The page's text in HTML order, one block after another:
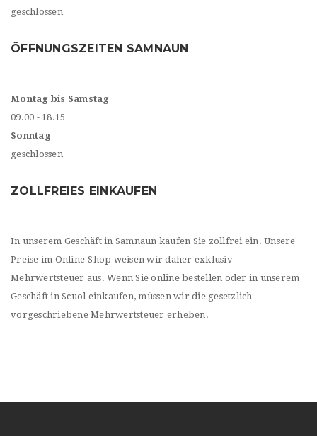
geschlossen
ÖFFNUNGSZEITEN SAMNAUN
Montag bis Samstag
09.00 - 18.15
Sonntag
geschlossen
ZOLLFREIES EINKAUFEN
In unserem Geschäft in Samnaun kaufen Sie zollfrei ein. Unsere
Preise im Online-Shop weisen wir daher exklusiv
Mehrwertsteuer aus. Wenn Sie online bestellen oder in unserem
Geschäft in Scuol einkaufen, müssen wir die gesetzlich
vorgeschriebene Mehrwertsteuer erheben.